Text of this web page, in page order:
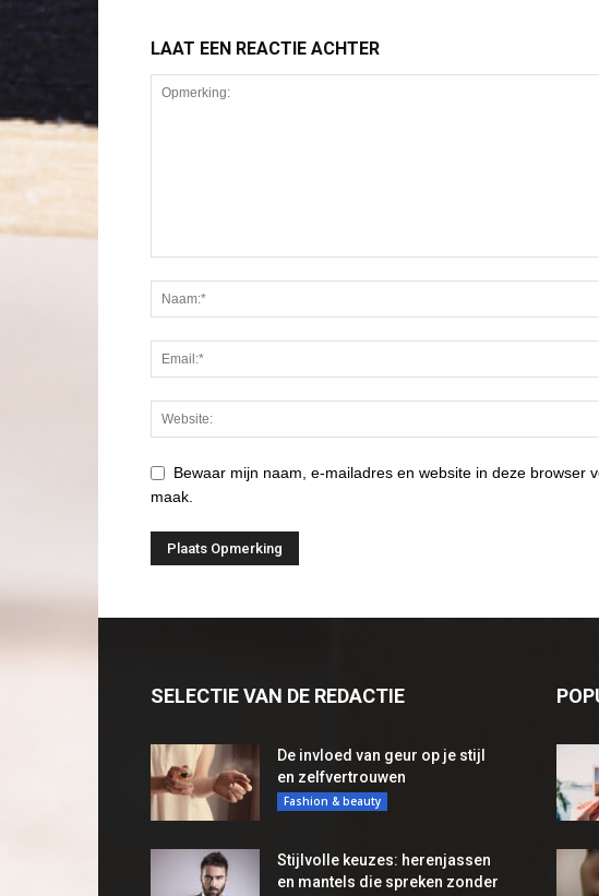
LAAT EEN REACTIE ACHTER
Bewaar mijn naam, e-mailadres en website in deze browser
maak.
SELECTIE VAN DE REDACTIE
De invloed van geur op je stijl
en zelfvertrouwen
Fashion & beauty
Stijlvolle keuzes: herenjassen
en mantels die spreken zonder